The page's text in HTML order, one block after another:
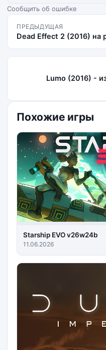
Сообщить об ошибке
ПРЕДЫДУЩАЯ
Dead Effect 2 (2016) на
Lumo (2016) -
Похожие игры
Starship EVO v26w24b
11.06.2026